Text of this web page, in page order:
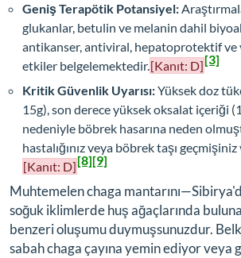
Geniş Terapötik Potansiyel:
glukanlar, betulin ve melanin dahil
antikanser, antiviral, hepatoprotektif ve
etkiler belgelemektedir.[Kanıt: D][3]
Kritik Güvenlik Uyarısı:Yüksek doz
15g), son derece yüksek oksalat içeriği
nedeniyle böbrek hasarına neden
hastalığınız veya böbrek taşı geçmişiniz
[Kanıt: D][8][9]
Muhtemelen chaga
soğuk iklimlerde huş ağaçlarında
benzeri oluşumu duymuşsunuzdur.
sabah chaga çayına yemin ediyor veya